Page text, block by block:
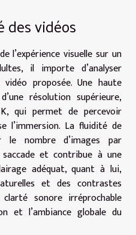
des vidéos
l’expérience visuelle sur un
il importe d’analyser
proposée. Une haute
résolution supérieure,
qui permet de percevoir
l’immersion. La fluidité de
le nombre d’images par
et contribue à une
adéquat, quant à lui,
et des contrastes
sonore irréprochable
et l’ambiance globale du